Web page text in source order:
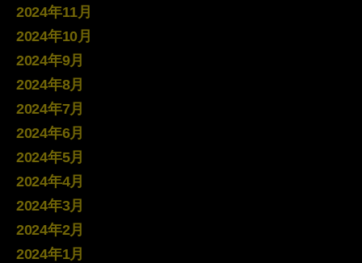
2024年11月
2024年10月
2024年9月
2024年8月
2024年7月
2024年6月
2024年5月
2024年4月
2024年3月
2024年2月
2024年1月